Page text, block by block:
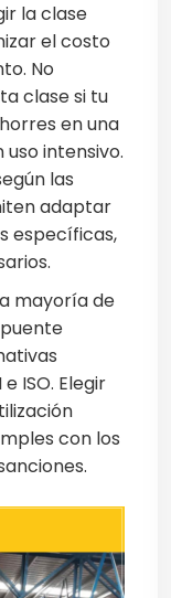
la clase
el costo
No
clase si tu
en una
intensivo.
las
adaptar
específicas,
mayoría de
ISO. Elegir
con los